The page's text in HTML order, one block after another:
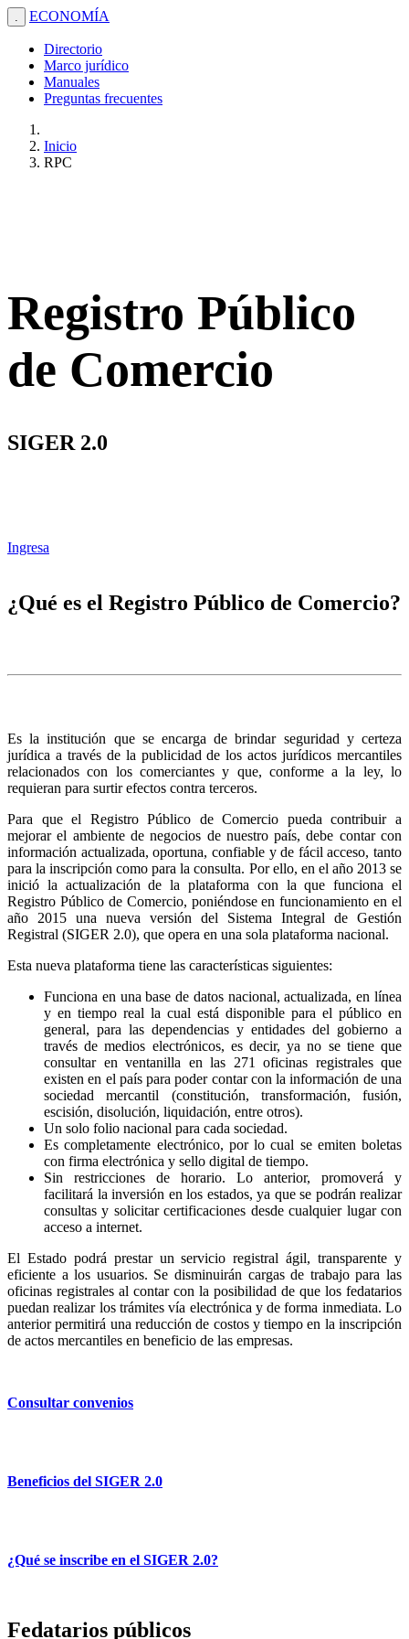
. ECONOMÍA
Directorio
Marco jurídico
Manuales
Preguntas frecuentes
Inicio
RPC
Registro Público
de Comercio
SIGER 2.0
Ingresa
¿Qué es el Registro Público de Comercio?
Es la institución que se encarga de brindar seguridad y certeza
jurídica a través de la publicidad de los actos jurídicos mercantiles
relacionados con los comerciantes y que, conforme a la ley, lo
requieran para surtir efectos contra terceros.
Para que el Registro Público de Comercio pueda contribuir a
mejorar el ambiente de negocios de nuestro país, debe contar con
información actualizada, oportuna, confiable y de fácil acceso, tanto
para la inscripción como para la consulta. Por ello, en el año 2013 se
inició la actualización de la plataforma con la que funciona el
Registro Público de Comercio, poniéndose en funcionamiento en el
año 2015 una nueva versión del Sistema Integral de Gestión
Registral (SIGER 2.0), que opera en una sola plataforma nacional.
Esta nueva plataforma tiene las características siguientes:
Funciona en una base de datos nacional, actualizada, en línea
y en tiempo real la cual está disponible para el público en
general, para las dependencias y entidades del gobierno a
través de medios electrónicos, es decir, ya no se tiene que
consultar en ventanilla en las 271 oficinas registrales que
existen en el país para poder contar con la información de una
sociedad mercantil (constitución, transformación, fusión,
escisión, disolución, liquidación, entre otros).
Un solo folio nacional para cada sociedad.
Es completamente electrónico, por lo cual se emiten boletas
con firma electrónica y sello digital de tiempo.
Sin restricciones de horario. Lo anterior, promoverá y
facilitará la inversión en los estados, ya que se podrán realizar
consultas y solicitar certificaciones desde cualquier lugar con
acceso a internet.
El Estado podrá prestar un servicio registral ágil, transparente y
eficiente a los usuarios. Se disminuirán cargas de trabajo para las
oficinas registrales al contar con la posibilidad de que los fedatarios
puedan realizar los trámites vía electrónica y de forma inmediata. Lo
anterior permitirá una reducción de costos y tiempo en la inscripción
de actos mercantiles en beneficio de las empresas.
Consultar convenios
Beneficios del SIGER 2.0
¿Qué se inscribe en el SIGER 2.0?
Fedatarios públicos